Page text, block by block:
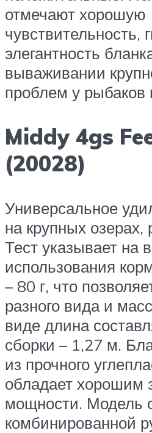
отмечают хорошую
чувствительность,
элегантность
вываживании
проблем у рыбаков
Middy 4gs
(20028)
Универсальное
на крупных озерах,
Тест указывает на
использования
– 80 г, что
разного вида и
виде длина
сборки – 1,27 м.
из прочного
обладает хорошим
мощности. Модель
комбинированной